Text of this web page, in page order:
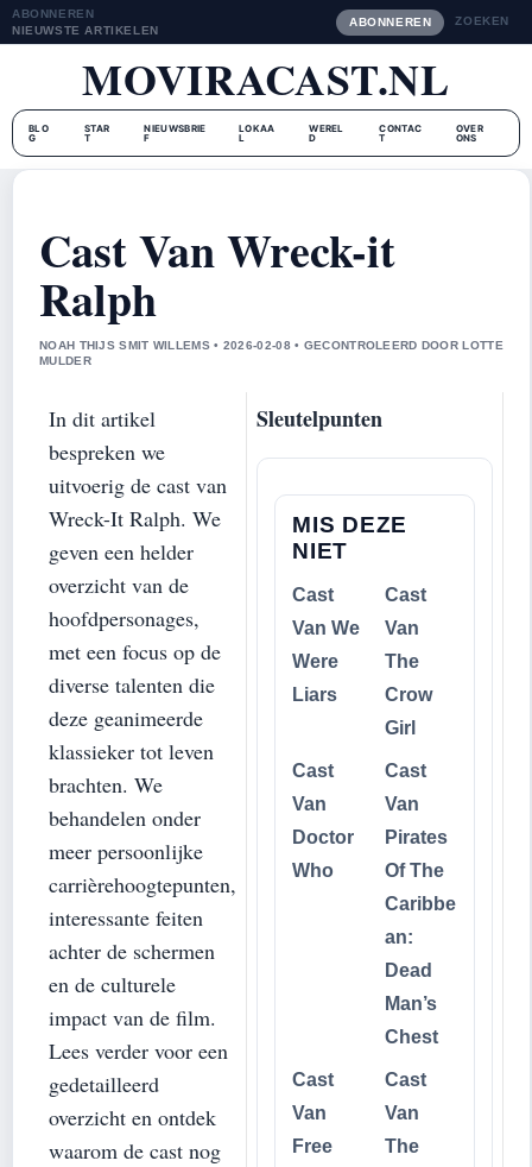
ABONNEREN
NIEUWSTE ARTIKELEN
ABONNEREN ZOEKEN
MOVIRACAST.NL
BLO
G
STAR
T
NIEUWSBRIE
F
LOKAA
L
WEREL
D
CONTAC
T
OVER
ONS
Cast Van Wreck-it
Ralph
NOAH THIJS SMIT WILLEMS • 2026-02-08 • GECONTROLEERD DOOR LOTTE
MULDER
In dit artikel
bespreken we
uitvoerig de cast van
Wreck-It Ralph. We
geven een helder
overzicht van de
hoofdpersonages,
met een focus op de
diverse talenten die
deze geanimeerde
klassieker tot leven
brachten. We
behandelen onder
meer persoonlijke
carrièrehoogtepunten,
interessante feiten
achter de schermen
en de culturele
impact van de film.
Lees verder voor een
gedetailleerd
overzicht en ontdek
waarom de cast nog
Sleutelpunten
MIS DEZE
NIET
Cast
Van We
Were
Liars
Cast
Van
The
Crow
Girl
Cast
Van
Doctor
Who
Cast
Van
Pirates
Of The
Caribbe
an:
Dead
Man’s
Chest
Cast
Van
Free
Cast
Van
The